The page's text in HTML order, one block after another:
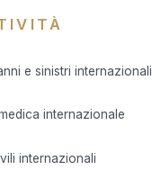
e sinistri internazionali
internazionale
internazionali